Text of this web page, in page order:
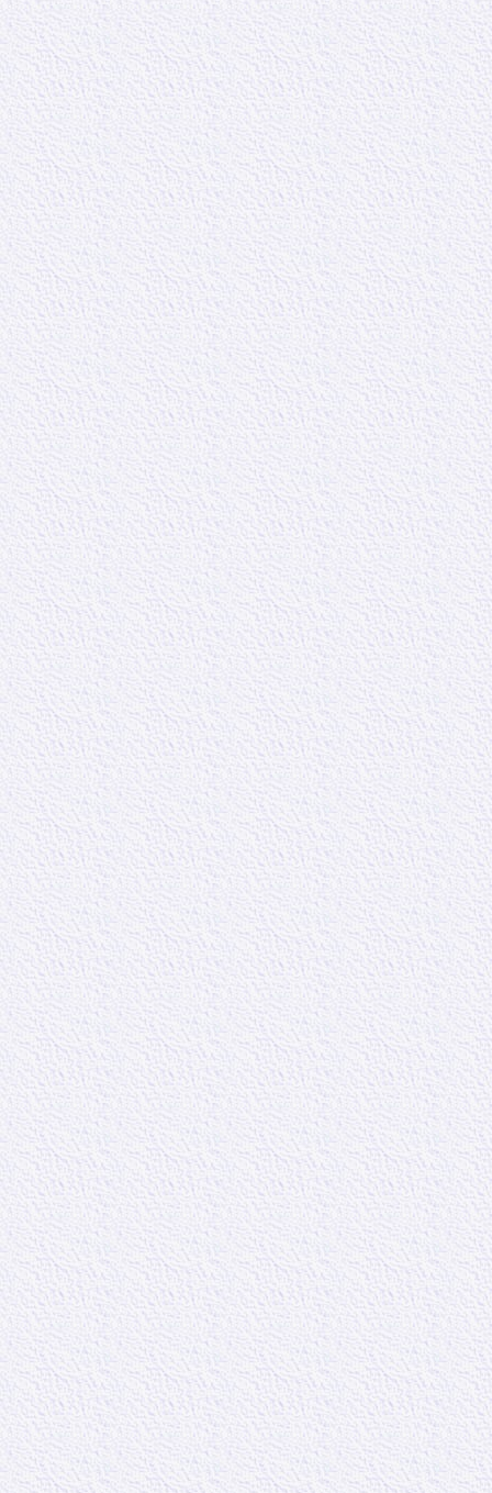
devons donc
avoir une
que le
18 – 19
: A lire
« Serviteurs,
Ici le mot
a donné le
Donc ce ne
comme nous
caractère
« Car c’est
C’est une
forcément la
traverse une
Mais nous
notre propre
seulement
collègues de
20 – 21 : A lire
« En effet
traitements
supportez la
une grâce
Nous devons
du travail. Oui
versets que
c’était ce
esclaves noirs
La réponse, je
monde pour
vengeance,
emprunte de
la suite des
22 – 25 :
A lire
« Lui qui,
point de
justement. » (
Ces versets
attitude
ne pas
remettant à